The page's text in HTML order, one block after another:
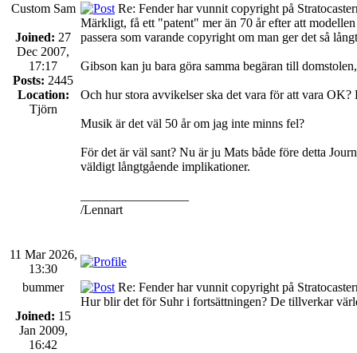
Custom Sam
Joined: 27
Dec 2007,
17:17
Posts: 2445
Location:
Tjörn
Re: Fender har vunnit copyright på
Märkligt, få ett "patent" mer än 70 år efter att
passera som varande copyright om man ger det så
Gibson kan ju bara göra samma begäran till
Och hur stora avvikelser ska det vara för att vara
Musik är det väl 50 år om jag inte minns fel?
För det är väl sant? Nu är ju Mats både före detta
väldigt långtgående implikationer.
/Lennart
11 Mar 2026,
13:30
bummer
Joined: 15
Jan 2009,
16:42
Re: Fender har vunnit copyright på
Hur blir det för Suhr i fortsättningen? De tillverkar